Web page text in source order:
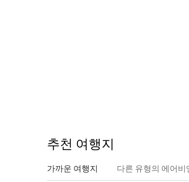
추천 여행지
가까운 여행지 다른 유형의 에어비